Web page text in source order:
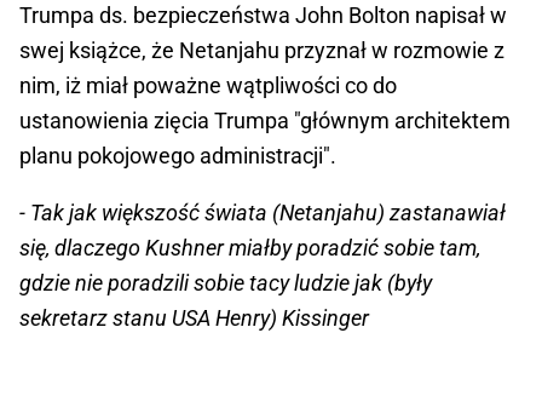
Trumpa ds. bezpieczeństwa John Bolton napisał w
swej książce, że Netanjahu przyznał w rozmowie z
nim, iż miał poważne wątpliwości co do
ustanowienia zięcia Trumpa "głównym architektem
planu pokojowego administracji".
- Tak jak większość świata (Netanjahu) zastanawiał
się, dlaczego Kushner miałby poradzić sobie tam,
gdzie nie poradzili sobie tacy ludzie jak (były
sekretarz stanu USA Henry) Kissinger